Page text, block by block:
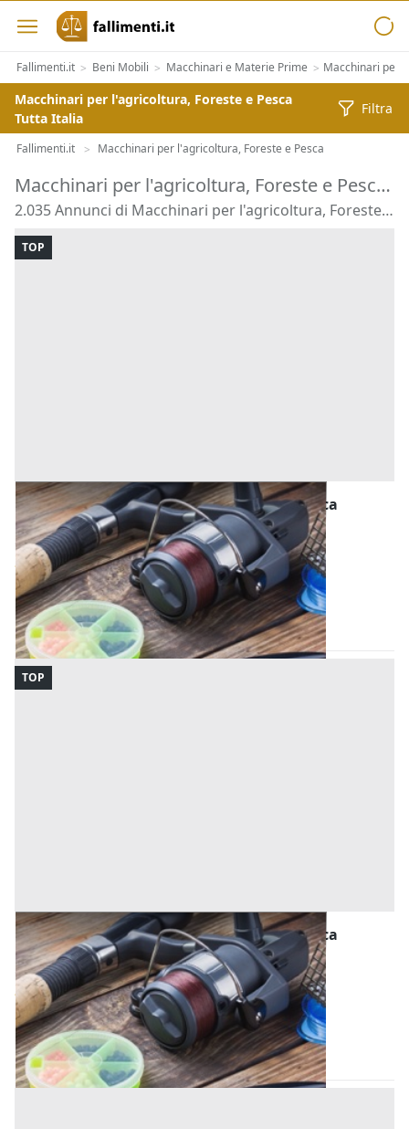
Fallimenti.it > Beni Mobili > Macchinari e Materie Prime > Macchinari per
Macchinari per l'agricoltura, Foreste e Pesca
Tutta Italia
Filtra
Fallimenti.it > Macchinari per l'agricoltura, Foreste e Pesca
Macchinari per l'agricoltura, Foreste e Pesca all'Asta
2.035 Annunci di Macchinari per l'agricoltura, Foreste e Pesca
TOP
Macchinari per l'agricoltura, Foreste e Pesca
all'asta a Quingentole
Quingentole (Mantova)
Offerta minima
267 € 356 €
Codice asta:4bcd1da5
29/09/2026
TOP
Macchinari per l'agricoltura, Foreste e Pesca
all'asta a Fermo
Fermo (Fermo)
Offerta minima
3.713 € 4.950 €
Codice asta:45f7087e
14/09/2026